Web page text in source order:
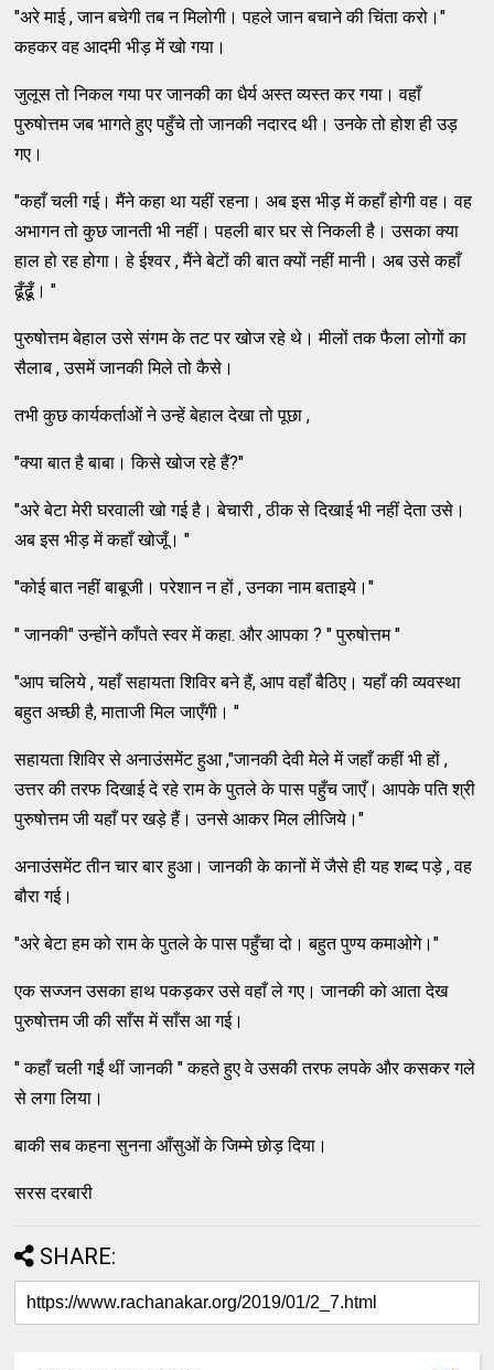
"अरे माई , जान बचेगी तब न मिलोगी। पहले जान बचाने की चिंता करो।"
कहकर वह आदमी भीड़ में खो गया।
जुलूस तो निकल गया पर जानकी का धैर्य अस्त व्यस्त कर गया। वहाँ
पुरुषोत्तम जब भागते हुए पहुँचे तो जानकी नदारद थी। उनके तो होश ही उड़
गए।
"कहाँ चली गई। मैंने कहा था यहीं रहना। अब इस भीड़ में कहाँ होगी वह। वह
अभागन तो कुछ जानती भी नहीं। पहली बार घर से निकली है। उसका क्या
हाल हो रह होगा। हे ईश्वर , मैंने बेटों की बात क्यों नहीं मानी। अब उसे कहाँ
ढूँढूँ। "
पुरुषोत्तम बेहाल उसे संगम के तट पर खोज रहे थे। मीलों तक फैला लोगों का
सैलाब , उसमें जानकी मिले तो कैसे।
तभी कुछ कार्यकर्ताओं ने उन्हें बेहाल देखा तो पूछा ,
"क्या बात है बाबा। किसे खोज रहे हैं?"
"अरे बेटा मेरी घरवाली खो गई है। बेचारी , ठीक से दिखाई भी नहीं देता उसे।
अब इस भीड़ में कहाँ खोजूँ। "
"कोई बात नहीं बाबूजी। परेशान न हों , उनका नाम बताइये।"
" जानकी" उन्होंने काँपते स्वर में कहा. और आपका ? " पुरुषोत्तम "
"आप चलिये , यहाँ सहायता शिविर बने हैं, आप वहाँ बैठिए। यहाँ की व्यवस्था
बहुत अच्छी है, माताजी मिल जाएँगी। "
सहायता शिविर से अनाउंसमेंट हुआ ,"जानकी देवी मेले में जहाँ कहीं भी हों ,
उत्तर की तरफ दिखाई दे रहे राम के पुतले के पास पहुँच जाएँ। आपके पति श्री
पुरुषोत्तम जी यहाँ पर खड़े हैं। उनसे आकर मिल लीजिये।"
अनाउंसमेंट तीन चार बार हुआ। जानकी के कानों में जैसे ही यह शब्द पड़े , वह
बौरा गई।
"अरे बेटा हम को राम के पुतले के पास पहुँचा दो। बहुत पुण्य कमाओगे।"
एक सज्जन उसका हाथ पकड़कर उसे वहाँ ले गए। जानकी को आता देख
पुरुषोत्तम जी की साँस में साँस आ गई।
" कहाँ चली गईं थीं जानकी " कहते हुए वे उसकी तरफ लपके और कसकर गले
से लगा लिया।
बाकी सब कहना सुनना आँसुओं के जिम्मे छोड़ दिया।
सरस दरबारी
SHARE: